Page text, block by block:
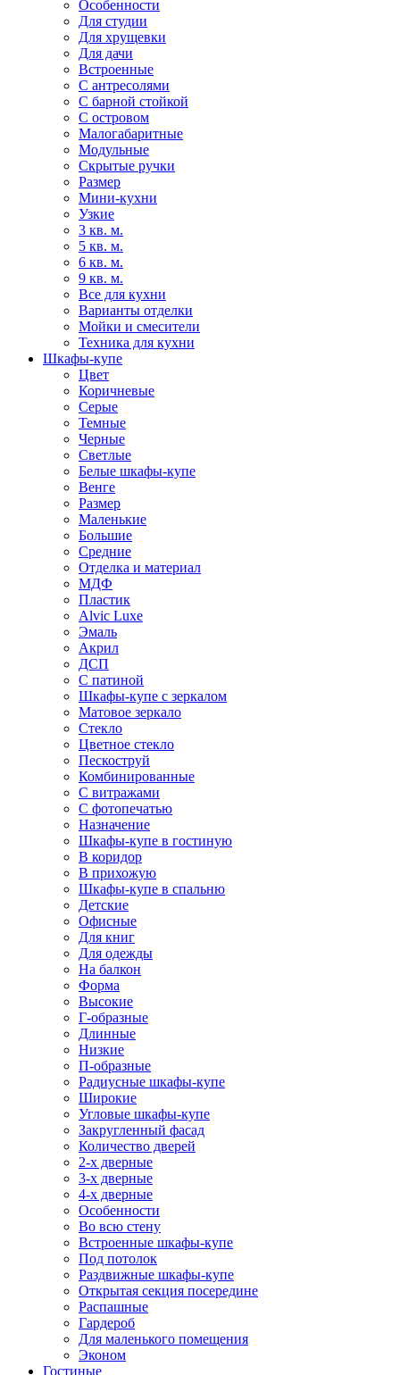
Особенности
Для студии
Для хрущевки
Для дачи
Встроенные
С антресолями
С барной стойкой
С островом
Малогабаритные
Модульные
Скрытые ручки
Размер
Мини-кухни
Узкие
3 кв. м.
5 кв. м.
6 кв. м.
9 кв. м.
Все для кухни
Варианты отделки
Мойки и смесители
Техника для кухни
Шкафы-купе
Цвет
Коричневые
Серые
Темные
Черные
Светлые
Белые шкафы-купе
Венге
Размер
Маленькие
Большие
Средние
Отделка и материал
МДФ
Пластик
Alvic Luxe
Эмаль
Акрил
ДСП
С патиной
Шкафы-купе с зеркалом
Матовое зеркало
Стекло
Цветное стекло
Пескоструй
Комбинированные
С витражами
С фотопечатью
Назначение
Шкафы-купе в гостиную
В коридор
В прихожую
Шкафы-купе в спальню
Детские
Офисные
Для книг
Для одежды
На балкон
Форма
Высокие
Г-образные
Длинные
Низкие
П-образные
Радиусные шкафы-купе
Широкие
Угловые шкафы-купе
Закругленный фасад
Количество дверей
2-х дверные
3-х дверные
4-х дверные
Особенности
Во всю стену
Встроенные шкафы-купе
Под потолок
Раздвижные шкафы-купе
Открытая секция посередине
Распашные
Гардероб
Для маленького помещения
Эконом
Гостиные